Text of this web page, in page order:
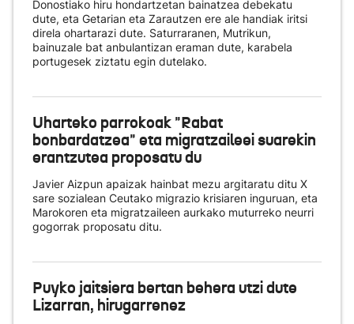
Donostiako hiru hondartzetan bainatzea debekatu
dute, eta Getarian eta Zarautzen ere ale handiak iritsi
direla ohartarazi dute. Saturraranen, Mutrikun,
bainuzale bat anbulantizan eraman dute, karabela
portugesek ziztatu egin dutelako.
Uharteko parrokoak "Rabat
bonbardatzea" eta migratzaileei suarekin
erantzutea proposatu du
Javier Aizpun apaizak hainbat mezu argitaratu ditu X
sare sozialean Ceutako migrazio krisiaren inguruan, eta
Marokoren eta migratzaileen aurkako muturreko neurri
gogorrak proposatu ditu.
Puyko jaitsiera bertan behera utzi dute
Lizarran, hirugarrenez